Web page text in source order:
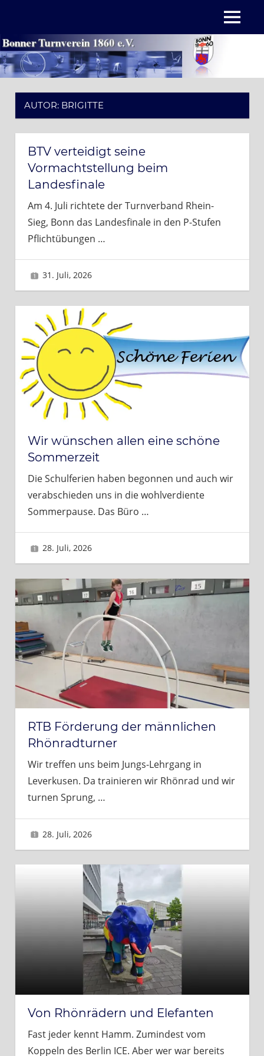
springen
MENÜ
AUTOR: BRIGITTE
BTV verteidigt seine
Vormachtstellung beim
Landesfinale
Am 4. Juli richtete der Turnverband Rhein-
Sieg, Bonn das Landesfinale in den P-Stufen
Pflichtübungen …
31. Juli, 2026
Wir wünschen allen eine schöne
Sommerzeit
Die Schulferien haben begonnen und auch wir
verabschieden uns in die wohlverdiente
Sommerpause. Das Büro …
28. Juli, 2026
RTB Förderung der männlichen
Rhönradturner
Wir treffen uns beim Jungs-Lehrgang in
Leverkusen. Da trainieren wir Rhönrad und wir
turnen Sprung, …
28. Juli, 2026
Von Rhönrädern und Elefanten
Fast jeder kennt Hamm. Zumindest vom
Koppeln des Berlin ICE. Aber wer war bereits